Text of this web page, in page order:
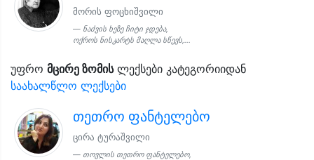
მორის ფოცხიშვილი
ნაძვის ხეზე ჩიტი ჯდება,
ოქროს ნისკარტს მაღლა სწევს,...
უფრო მცირე ზომისლექსები კატეგორიიდან
საახალწლო ლექსები
თეთრო ფანტელებო
ცირა ტურაშვილი
თოვლის თეთრო ფანტელებო,